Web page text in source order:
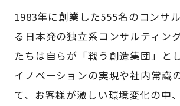
1983年に創業した555名のコンサ
る日本発の独立系コンサルティン
たちは自らが「戦う創造集団」と
イノベーションの実現や社内常識
て、お客様が激しい環境変化の中